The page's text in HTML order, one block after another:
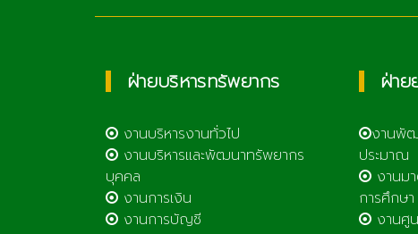
ฝ่ายบริหารทรัพยากร
งานบริหารงานทั่วไป
งานบริหารและพัฒนาทรัพยากร
บุคคล
งานการเงิน
งานการบัญชี
ฝ่าย
งานพั
ประมาณ
งานม
การศึกษา
งานศู